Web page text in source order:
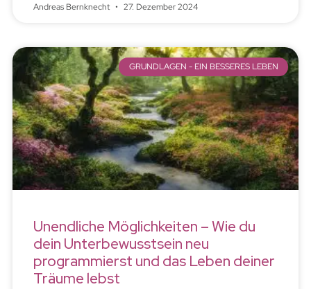
Andreas Bernknecht 27. Dezember 2024
GRUNDLAGEN - EIN BESSERES LEBEN
Unendliche Möglichkeiten – Wie du
dein Unterbewusstsein neu
programmierst und das Leben deiner
Träume lebst